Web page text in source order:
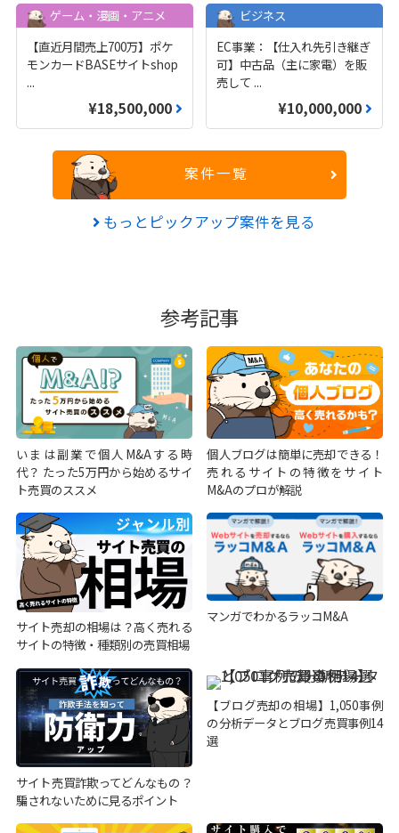
ゲーム・漫画・アニメ
【直近月間売上700万】ポケ
モンカードBASEサイトshop
...
¥18,500,000
ビジネス
EC事業：【仕入れ先引き継ぎ
可】中古品（主に家電）を販
売して ...
¥10,000,000
案件一覧
もっとピックアップ案件を見る
参考記事
いまは副業で個人M&Aする時
代？ たった5万円から始めるサイ
ト売買のススメ
個人ブログは簡単に売却できる！
売れるサイトの特徴をサイト
M&Aのプロが解説
サイト売却の相場は？高く売れる
サイトの特徴・種類別の売買相場
マンガでわかるラッコM&A
サイト売買詐欺ってどんなもの？
騙されないために見るポイント
【ブログ売却の相場】1,050事例
の分析データとブログ売買事例14
選